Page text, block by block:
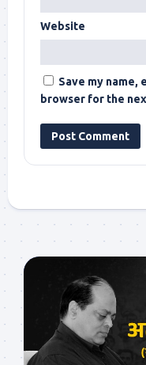
Website
Save my name,
browser for the